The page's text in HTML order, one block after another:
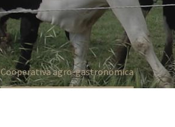
Cooperativa agro-gastronòmica